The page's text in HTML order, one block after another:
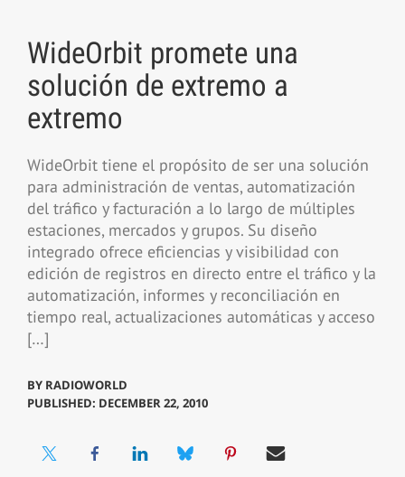
WideOrbit promete una
solución de extremo a
extremo
WideOrbit tiene el propósito de ser una solución
para administración de ventas, automatización
del tráfico y facturación a lo largo de múltiples
estaciones, mercados y grupos. Su diseño
integrado ofrece eficiencias y visibilidad con
edición de registros en directo entre el tráfico y la
automatización, informes y reconciliación en
tiempo real, actualizaciones automáticas y acceso
[…]
BY RADIOWORLD
PUBLISHED: DECEMBER 22, 2010